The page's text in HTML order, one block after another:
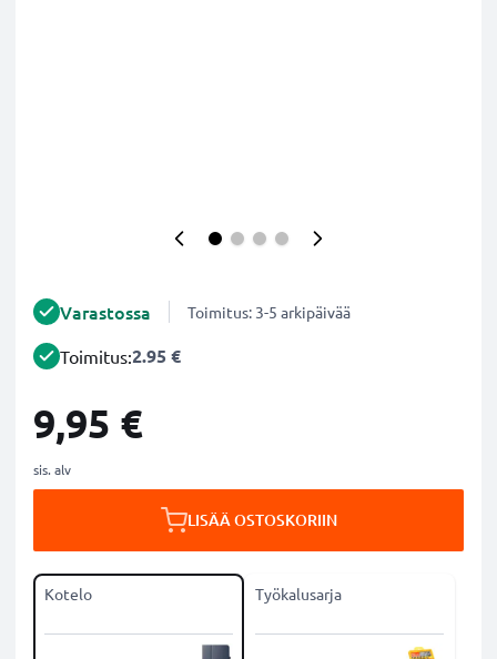
Varastossa Toimitus: 3-5 arkipäivää
Toimitus:2.95 €
9,95 €
sis. alv
LISÄÄ OSTOSKORIIN
Kotelo Työkalusarja